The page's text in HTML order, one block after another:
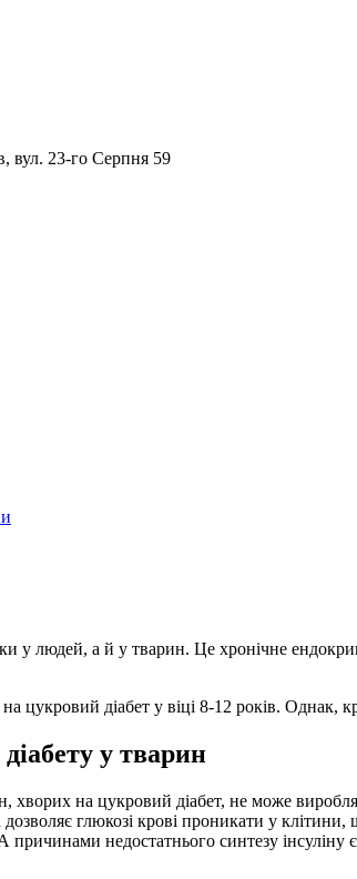
вул. 23-го Серпня 59
у людей, а й у тварин. Це хронічне
цукровий діабет у віці 8-12 років. Однак,
у тварин
на цукровий діабет, не може
глюкозі крові проникати у
причинами недостатнього синтезу інсуліну